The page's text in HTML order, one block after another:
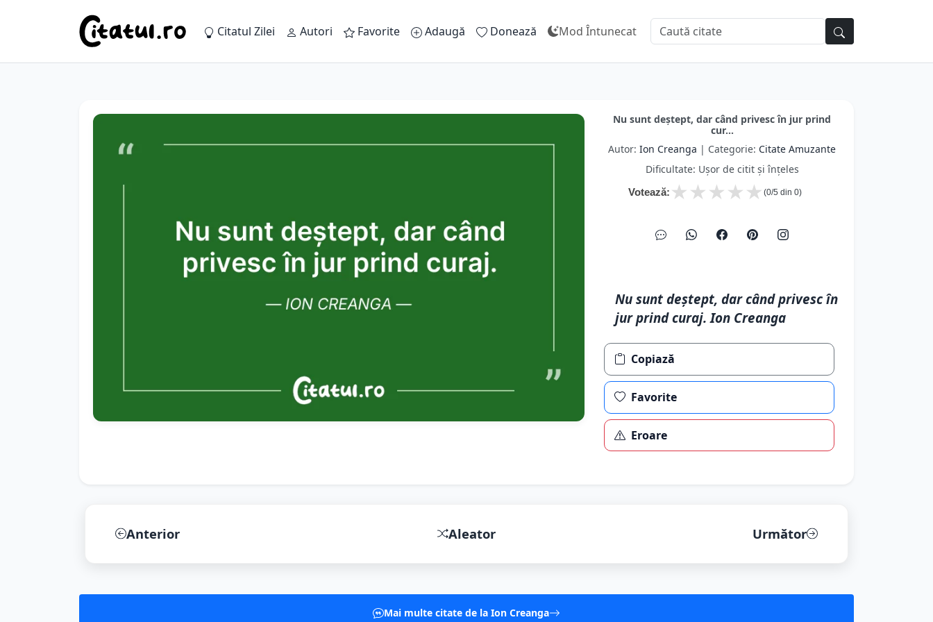
Citatul Zilei Autori Favorite Adaugă Donează Mod Întunecat
Nu sunt deștept, dar când privesc în jur prind
cur...
Autor: Ion Creanga | Categorie: Citate Amuzante
Dificultate: Ușor de citit și înțeles
Votează: ★
★
★
★
★ (0/5 din 0)
Nu sunt deștept, dar când privesc în
jur prind curaj. Ion Creanga
Copiază
Favorite
Eroare
Anterior Aleator Următor
Mai multe citate de la Ion Creanga